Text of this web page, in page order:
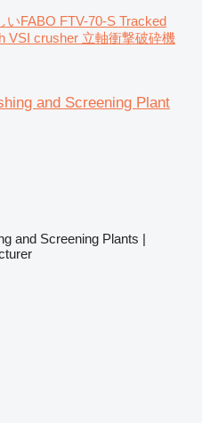
いFABO FTV-70-S Tracked
VSI crusher 立軸衝撃破砕機
and Screening Plant
and Screening Plants |